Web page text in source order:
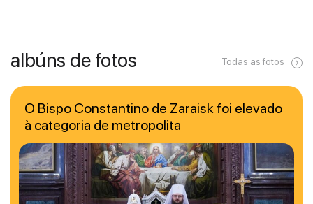
albúns de fotos Todas as fotos
O Bispo Constantino de Zaraisk foi elevado
à categoria de metropolita